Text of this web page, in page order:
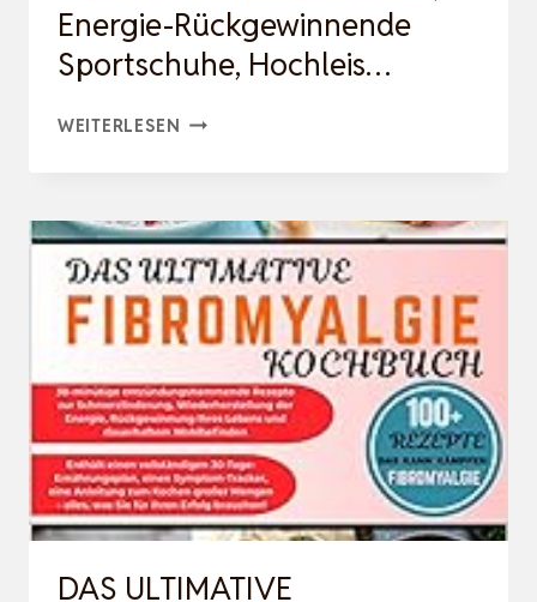
Energie-Rückgewinnende
Sportschuhe, Hochleis…
WEITERLESEN GIESSWEIN
WOMEN
–
DAMEN
MERINO
LAUFSCHUH,
ENERGIE-
RÜCKGEWINNENDE
SPORTSCHUHE,
HOCHLEIS…
DAS ULTIMATIVE